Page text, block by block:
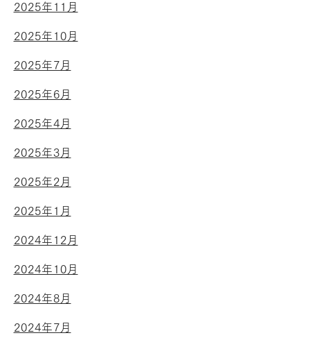
2025年11月
2025年10月
2025年7月
2025年6月
2025年4月
2025年3月
2025年2月
2025年1月
2024年12月
2024年10月
2024年8月
2024年7月